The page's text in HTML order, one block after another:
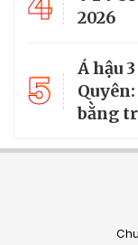
2026
5
Á hậu
bằng